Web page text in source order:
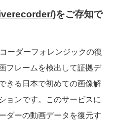
)をご存知で
ーダーフォレンジックの復
フレームを検出して証拠デ
きる日本で初めての画像解
ョンです。このサービスに
ダーの動画データを復元す